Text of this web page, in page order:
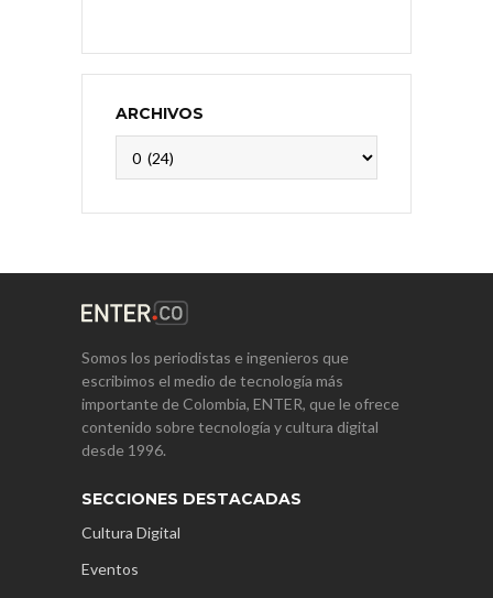
ARCHIVOS
Somos los periodistas e ingenieros que
escribimos el medio de tecnología más
importante de Colombia, ENTER, que le ofrece
contenido sobre tecnología y cultura digital
desde 1996.
SECCIONES DESTACADAS
Cultura Digital
Eventos